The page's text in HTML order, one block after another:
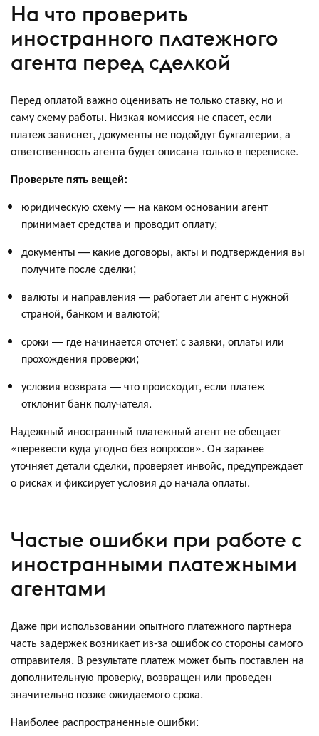
На что проверить
иностранного платежного
агента перед сделкой
Перед оплатой важно оценивать не только ставку, но и
саму схему работы. Низкая комиссия не спасет, если
платеж зависнет, документы не подойдут бухгалтерии, а
ответственность агента будет описана только в переписке.
Проверьте пять вещей:
юридическую схему — на каком основании агент
принимает средства и проводит оплату;
документы — какие договоры, акты и подтверждения вы
получите после сделки;
валюты и направления — работает ли агент с нужной
страной, банком и валютой;
сроки — где начинается отсчет: с заявки, оплаты или
прохождения проверки;
условия возврата — что происходит, если платеж
отклонит банк получателя.
Надежный иностранный платежный агент не обещает
«перевести куда угодно без вопросов». Он заранее
уточняет детали сделки, проверяет инвойс, предупреждает
о рисках и фиксирует условия до начала оплаты.
Частые ошибки при работе с
иностранными платежными
агентами
Даже при использовании опытного платежного партнера
часть задержек возникает из-за ошибок со стороны самого
отправителя. В результате платеж может быть поставлен на
дополнительную проверку, возвращен или проведен
значительно позже ожидаемого срока.
Наиболее распространенные ошибки: